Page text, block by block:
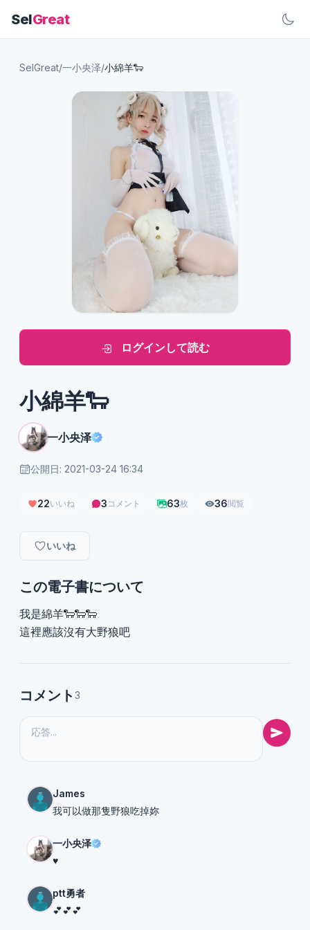
SelGreat
SelGreat/一小央泽/小綿羊🐑
ログインして読む
小綿羊🐑
一小央泽
公開日: 2021-03-24 16:34
22いいね 3 コメント 63枚 36閲覧
いいね
この電子書について
我是綿羊🐑🐑🐑
這裡應該沒有大野狼吧
コメント 3
James
我可以做那隻野狼吃掉妳
一小央泽
♥️
ptt勇者
💕💕💕